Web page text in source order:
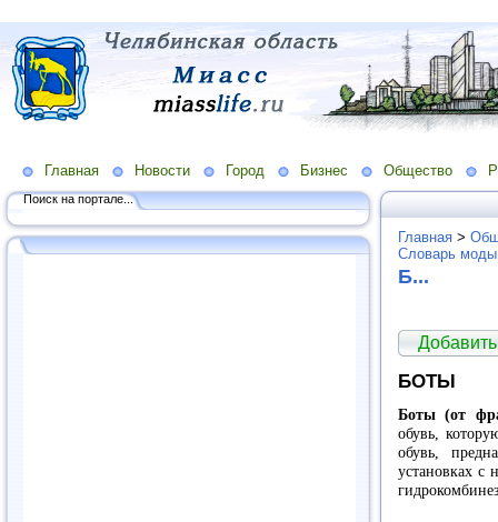
Главная Новости Город Бизнес Общество
Поиск на портале...
Главная >
Словарь
Б...
БОТЫ
Боты (от
обувь,
обувь,
установках с